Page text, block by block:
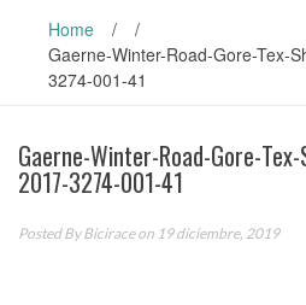
Home /
/
Gaerne-Winter-Road-Gore-Tex-
3274-001-41
Gaerne-Winter-Road-Gore-
2017-3274-001-41
Posted ByBiciraceon 19 diciembre, 2019